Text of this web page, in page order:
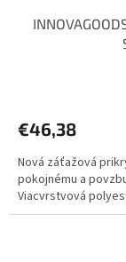
€46,38
Nová záťažová
pokojnému a
Viacvrstvová